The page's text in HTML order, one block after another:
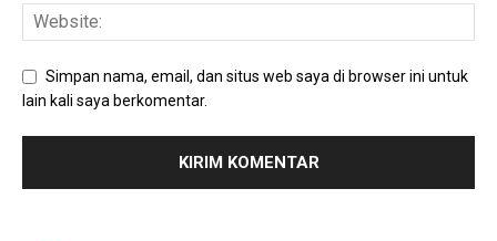
Simpan nama, email, dan situs web saya di browser ini untuk
lain kali saya berkomentar.